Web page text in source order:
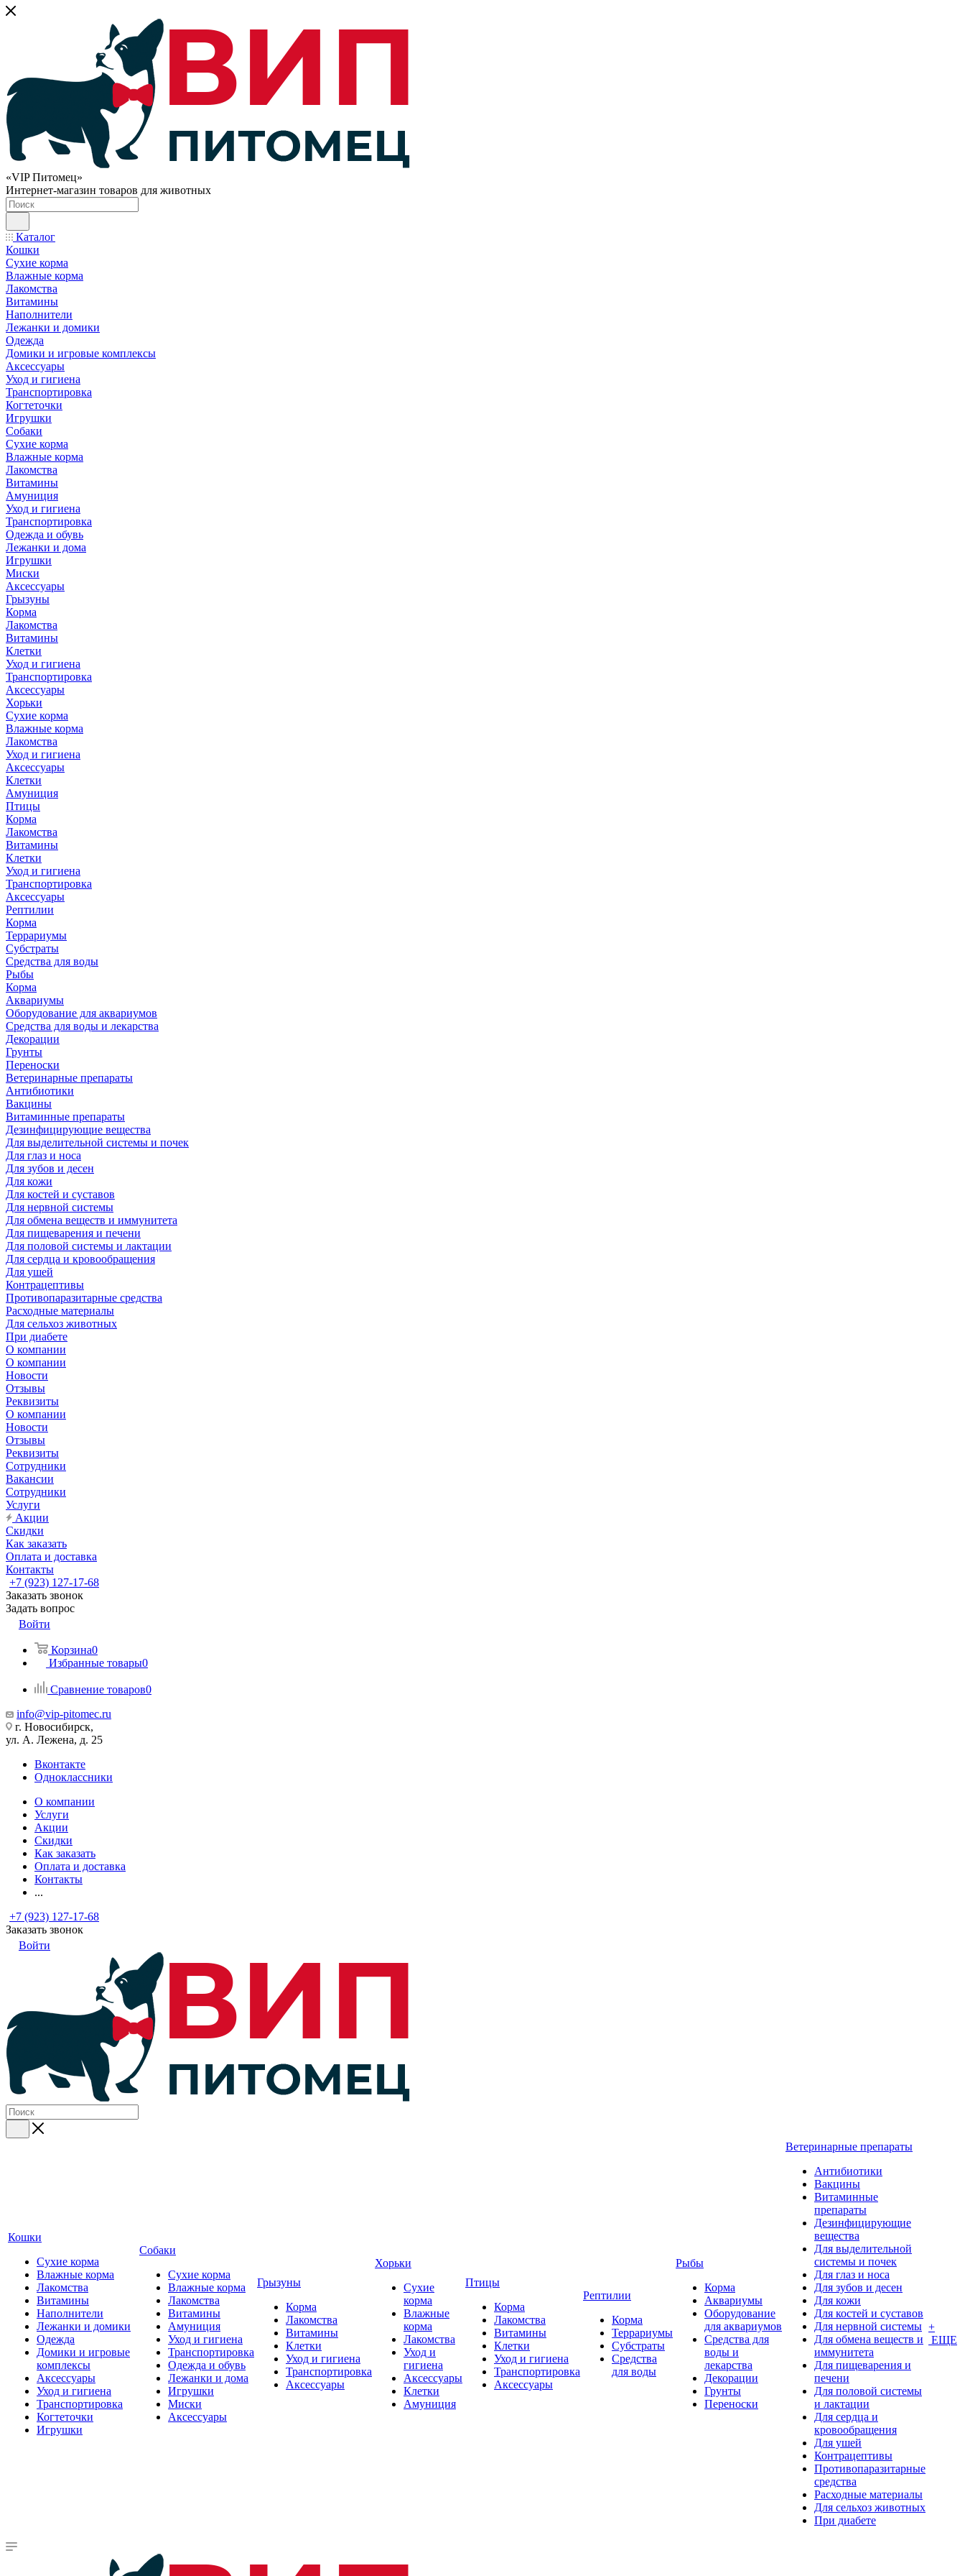
«VIP Питомец»
Интернет-магазин товаров для животных
Каталог
Кошки
Сухие корма
Влажные корма
Лакомства
Витамины
Наполнители
Лежанки и домики
Одежда
Домики и игровые комплексы
Аксессуары
Уход и гигиена
Транспортировка
Когтеточки
Игрушки
Собаки
Сухие корма
Влажные корма
Лакомства
Витамины
Амуниция
Уход и гигиена
Транспортировка
Одежда и обувь
Лежанки и дома
Игрушки
Миски
Аксессуары
Грызуны
Корма
Лакомства
Витамины
Клетки
Уход и гигиена
Транспортировка
Аксессуары
Хорьки
Сухие корма
Влажные корма
Лакомства
Уход и гигиена
Аксессуары
Клетки
Амуниция
Птицы
Корма
Лакомства
Витамины
Клетки
Уход и гигиена
Транспортировка
Аксессуары
Рептилии
Корма
Террариумы
Субстраты
Средства для воды
Рыбы
Корма
Аквариумы
Оборудование для аквариумов
Средства для воды и лекарства
Декорации
Грунты
Переноски
Ветеринарные препараты
Антибиотики
Вакцины
Витаминные препараты
Дезинфицирующие вещества
Для выделительной системы и почек
Для глаз и носа
Для зубов и десен
Для кожи
Для костей и суставов
Для нервной системы
Для обмена веществ и иммунитета
Для пищеварения и печени
Для половой системы и лактации
Для сердца и кровообращения
Для ушей
Контрацептивы
Противопаразитарные средства
Расходные материалы
Для сельхоз животных
При диабете
О компании
О компании
Новости
Отзывы
Реквизиты
О компании
Новости
Отзывы
Реквизиты
Сотрудники
Вакансии
Сотрудники
Услуги
Акции
Скидки
Как заказать
Оплата и доставка
Контакты
+7 (923) 127-17-68
Заказать звонок
Задать вопрос
Войти
Корзина0
Избранные товары0
Сравнение товаров0
info@vip-pitomec.ru
г. Новосибирск,
ул. А. Лежена, д. 25
Вконтакте
Одноклассники
О компании
Услуги
Акции
Скидки
Как заказать
Оплата и доставка
Контакты
...
+7 (923) 127-17-68
Заказать звонок
Войти
Кошки
Сухие корма
Влажные корма
Лакомства
Витамины
Наполнители
Лежанки и домики
Одежда
Домики и игровые
комплексы
Аксессуары
Уход и гигиена
Транспортировка
Когтеточки
Игрушки
Собаки
Сухие корма
Влажные корма
Лакомства
Витамины
Амуниция
Уход и гигиена
Транспортировка
Одежда и обувь
Лежанки и дома
Игрушки
Миски
Аксессуары
Грызуны
Корма
Лакомства
Витамины
Клетки
Уход и гигиена
Транспортировка
Аксессуары
Хорьки
Сухие
корма
Влажные
корма
Лакомства
Уход и
гигиена
Аксессуары
Клетки
Амуниция
Птицы
Корма
Лакомства
Витамины
Клетки
Уход и гигиена
Транспортировка
Аксессуары
Рептилии
Корма
Террариумы
Субстраты
Средства
для воды
Рыбы
Корма
Аквариумы
Оборудование
для аквариумов
Средства для
воды и
лекарства
Декорации
Грунты
Переноски
Ветеринарные препараты
Антибиотики
Вакцины
Витаминные
препараты
Дезинфицирующие
вещества
Для выделительной
системы и почек
Для глаз и носа
Для зубов и десен
Для кожи
Для костей и суставов
Для нервной системы
Для обмена веществ и
иммунитета
Для пищеварения и
печени
Для половой системы
и лактации
Для сердца и
кровообращения
Для ушей
Контрацептивы
Противопаразитарные
средства
Расходные материалы
Для сельхоз животных
При диабете
+
ЕЩЕ